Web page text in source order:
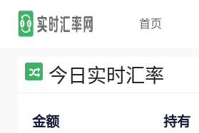
首页
今日实时汇率
金额 持有